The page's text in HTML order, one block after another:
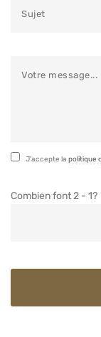
J'accepte lapolitique
Combien font 2 - 1?